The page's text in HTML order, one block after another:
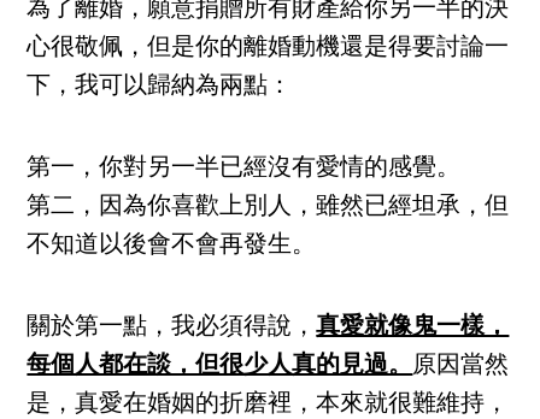
為了離婚，願意捐贈所有財產給你另一半的決
心很敬佩，但是你的離婚動機還是得要討論一
下，我可以歸納為兩點：
第一，你對另一半已經沒有愛情的感覺。
第二，因為你喜歡上別人，雖然已經坦承，但
不知道以後會不會再發生。
關於第一點，我必須得說，真愛就像鬼一樣，
每個人都在談，但很少人真的見過。 原因當然
是，真愛在婚姻的折磨裡，本來就很難維持，